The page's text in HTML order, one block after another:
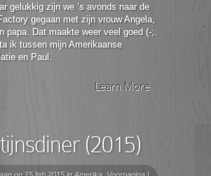
gelukkig zijn we ’s avonds naar de
gegaan met zijn vrouw Angela,
papa. Dat maakte weer veel goed (-;.
ik tussen mijn Amerikaanse
en Paul.
Learn More
(2015)